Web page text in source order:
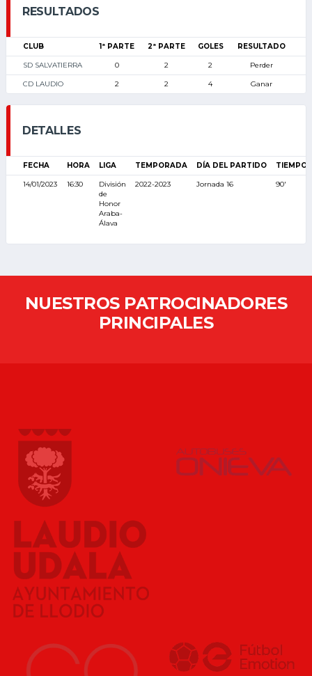
RESULTADOS
CLUB 1ª PARTE 2ª PARTE GOLES RESULTADO
SD SALVATIERRA 0 2 2 Perder
CD LAUDIO 2 2 4 Ganar
DETALLES
FECHA HORA LIGA TEMPORADA DÍA DEL PARTIDO TIEMPO
14/01/2023 16:30
División
de
Honor
Araba-
Álava
2022-2023 Jornada 16 90'
NUESTROS PATROCINADORES
PRINCIPALES